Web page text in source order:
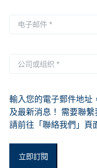
一
子
件
*
司
组
织
*
輸入您的電子郵件地址
及最新消息！ 需要聯
請前往「聯絡我們」頁
立即訂閱